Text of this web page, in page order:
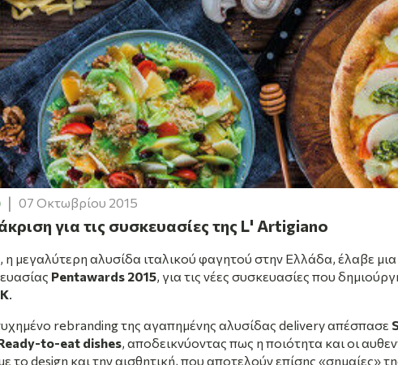
07 Οκτωβρίου 2015
για τις συσκευασίες της L' Artigiano
, η μεγαλύτερη αλυσίδα ιταλικού φαγητού στην Ελλάδα, έλαβε
Pentawards 2015, για τις νέες συσκευασίες που
.
rebranding της αγαπημένης αλυσίδας delivery απέσπασε
to-eat dishes, αποδεικνύοντας πως η ποιότητα και οι
το design και την αισθητική, που αποτελούν επίσης «σημαίες»